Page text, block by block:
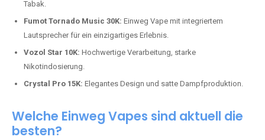
Tabak.
Fumot Tornado Music 30K: Einweg Vape mit integriertem
Lautsprecher für ein einzigartiges Erlebnis.
Vozol Star 10K: Hochwertige Verarbeitung, starke
Nikotindosierung.
Crystal Pro 15K: Elegantes Design und satte Dampfproduktion.
Welche Einweg Vapes sind aktuell die
besten?